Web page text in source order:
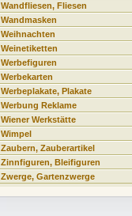
Wandfliesen, Fliesen
Wandmasken
Weihnachten
Weinetiketten
Werbefiguren
Werbekarten
Werbeplakate, Plakate
Werbung Reklame
Wiener Werkstätte
Wimpel
Zaubern, Zauberartikel
Zinnfiguren, Bleifiguren
Zwerge, Gartenzwerge